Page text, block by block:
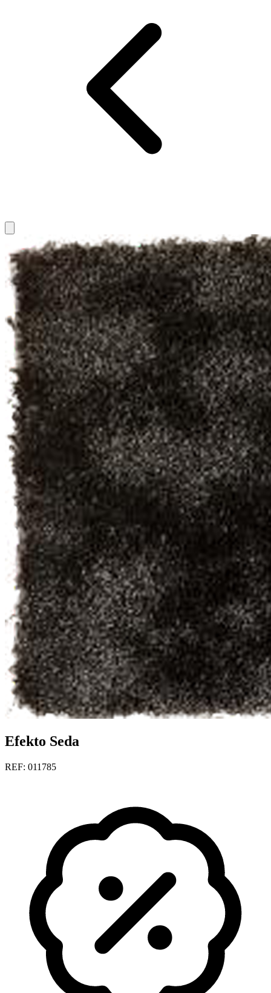
Efekto Seda
REF: 011785